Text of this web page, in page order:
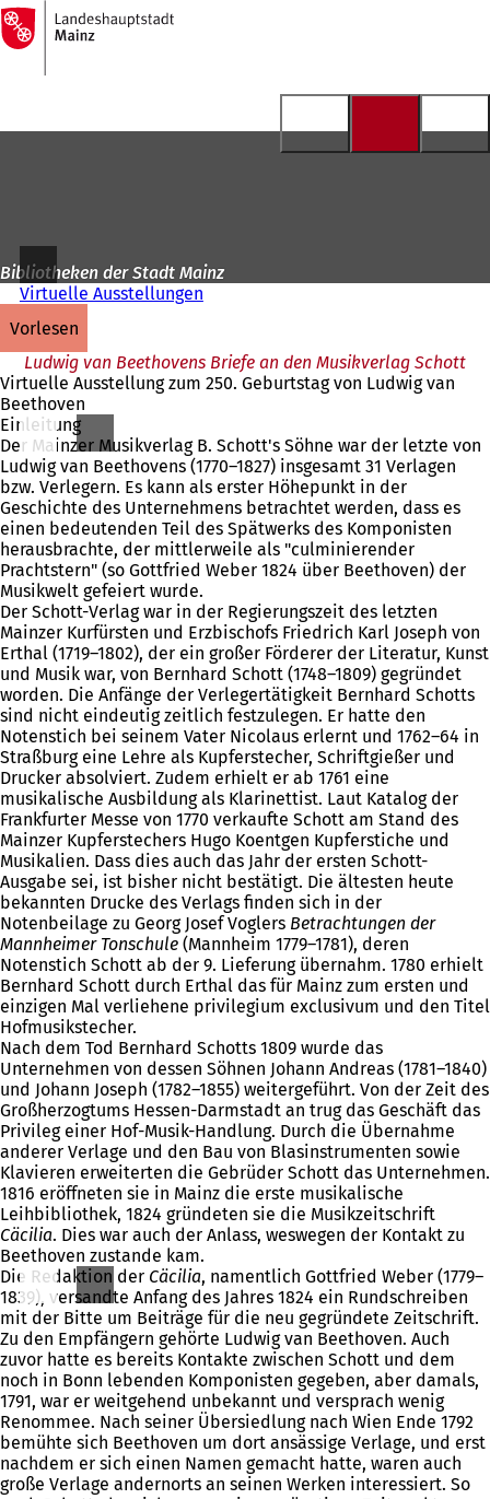
Inhalt anspringen
Zur
Startseite
Bibliotheken der Stadt Mainz
Virtuelle Ausstellungen
vorlesen
Ludwig van Beethovens Briefe an den Musikverlag Schott
Virtuelle Ausstellung zum 250. Geburtstag von Ludwig van
Beethoven
Einleitung
Der Mainzer Musikverlag B. Schott's Söhne war der letzte von
Ludwig van Beethovens (1770–1827) insgesamt 31 Verlagen
bzw. Verlegern. Es kann als erster Höhepunkt in der
Geschichte des Unternehmens betrachtet werden, dass es
einen bedeutenden Teil des Spätwerks des Komponisten
herausbrachte, der mittlerweile als "culminierender
Prachtstern" (so Gottfried Weber 1824 über Beethoven) der
Musikwelt gefeiert wurde.
Der Schott-Verlag war in der Regierungszeit des letzten
Mainzer Kurfürsten und Erzbischofs Friedrich Karl Joseph von
Erthal (1719–1802), der ein großer Förderer der Literatur, Kunst
und Musik war, von Bernhard Schott (1748–1809) gegründet
worden. Die Anfänge der Verlegertätigkeit Bernhard Schotts
sind nicht eindeutig zeitlich festzulegen. Er hatte den
Notenstich bei seinem Vater Nicolaus erlernt und 1762–64 in
Straßburg eine Lehre als Kupferstecher, Schriftgießer und
Drucker absolviert. Zudem erhielt er ab 1761 eine
musikalische Ausbildung als Klarinettist. Laut Katalog der
Frankfurter Messe von 1770 verkaufte Schott am Stand des
Mainzer Kupferstechers Hugo Koentgen Kupferstiche und
Musikalien. Dass dies auch das Jahr der ersten Schott-
Ausgabe sei, ist bisher nicht bestätigt. Die ältesten heute
bekannten Drucke des Verlags finden sich in der
Notenbeilage zu Georg Josef Voglers Betrachtungen der
Mannheimer Tonschule (Mannheim 1779–1781), deren
Notenstich Schott ab der 9. Lieferung übernahm. 1780 erhielt
Bernhard Schott durch Erthal das für Mainz zum ersten und
einzigen Mal verliehene privilegium exclusivum und den Titel
Hofmusikstecher.
Nach dem Tod Bernhard Schotts 1809 wurde das
Unternehmen von dessen Söhnen Johann Andreas (1781–1840)
und Johann Joseph (1782–1855) weitergeführt. Von der Zeit des
Großherzogtums Hessen-Darmstadt an trug das Geschäft das
Privileg einer Hof-Musik-Handlung. Durch die Übernahme
anderer Verlage und den Bau von Blasinstrumenten sowie
Klavieren erweiterten die Gebrüder Schott das Unternehmen.
1816 eröffneten sie in Mainz die erste musikalische
Leihbibliothek, 1824 gründeten sie die Musikzeitschrift
Cäcilia. Dies war auch der Anlass, weswegen der Kontakt zu
Beethoven zustande kam.
Die Redaktion der Cäcilia, namentlich Gottfried Weber (1779–
1839), versandte Anfang des Jahres 1824 ein Rundschreiben
mit der Bitte um Beiträge für die neu gegründete Zeitschrift.
Zu den Empfängern gehörte Ludwig van Beethoven. Auch
zuvor hatte es bereits Kontakte zwischen Schott und dem
noch in Bonn lebenden Komponisten gegeben, aber damals,
1791, war er weitgehend unbekannt und versprach wenig
Renommee. Nach seiner Übersiedlung nach Wien Ende 1792
bemühte sich Beethoven um dort ansässige Verlage, und erst
nachdem er sich einen Namen gemacht hatte, waren auch
große Verlage andernorts an seinen Werken interessiert. So